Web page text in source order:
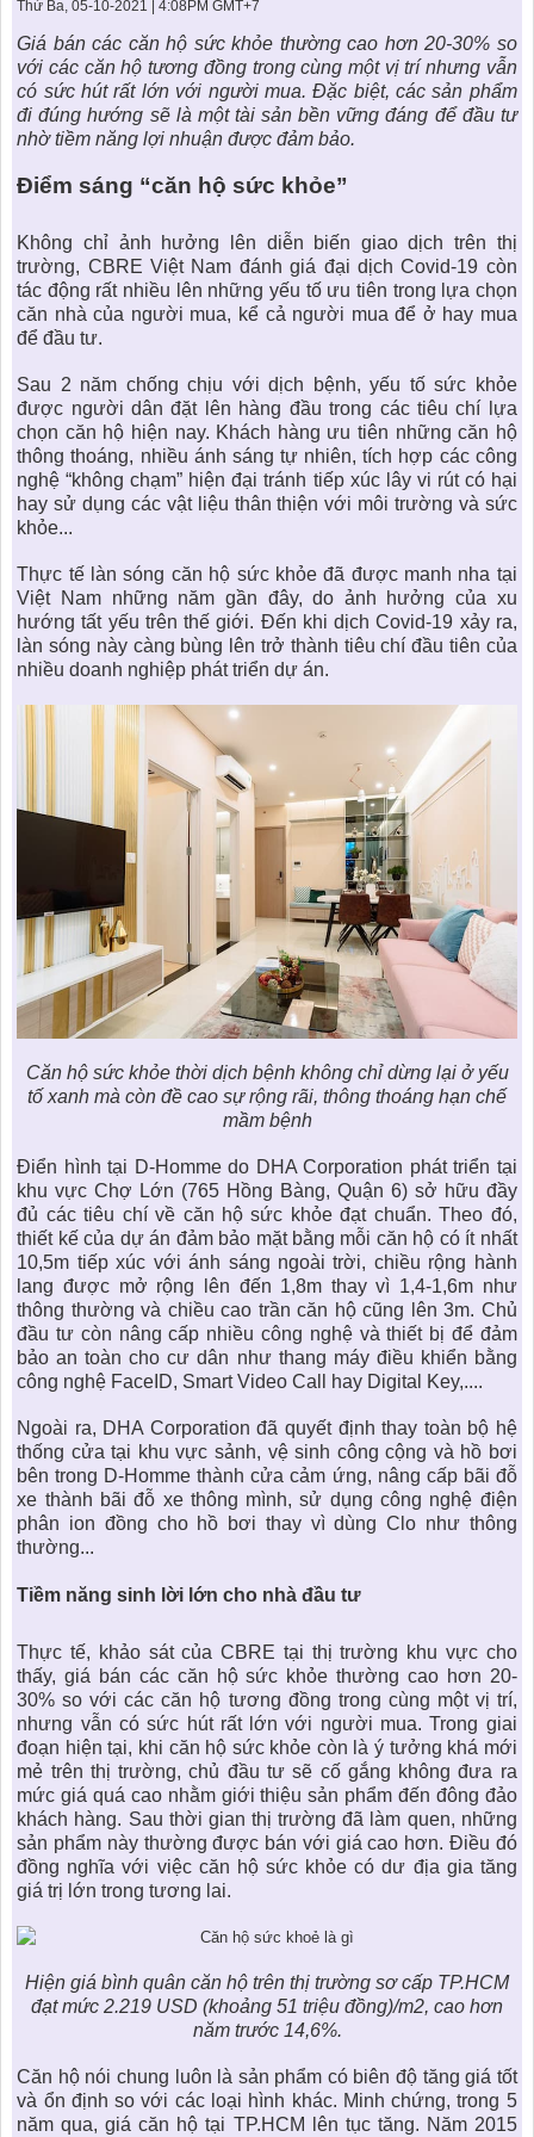
THÀNH ĐÔNG VỚI XÃ HÔI
BẮC
THƯ VIỆN PHÁP LUẬT
LIÊN HỆ & GIẢI ĐÁP
KIẾN TRÚC & PHONG THUỶ
TIN TỨC CÔNG TY
TIN TỨC TỔNG HỢP
Thứ Ba, 05-10-2021 | 4:08PM GMT+7
Giá bán các căn hộ sức khỏe thường cao hơn 20-30% so
với các căn hộ tương đồng trong cùng một vị trí nhưng vẫn
có sức hút rất lớn với người mua. Đặc biệt, các sản phẩm
đi đúng hướng sẽ là một tài sản bền vững đáng để đầu tư
nhờ tiềm năng lợi nhuận được đảm bảo.
Điểm sáng “căn hộ sức khỏe”
Không chỉ ảnh hưởng lên diễn biến giao dịch trên thị
trường, CBRE Việt Nam đánh giá đại dịch Covid-19 còn
tác động rất nhiều lên những yếu tố ưu tiên trong lựa chọn
căn nhà của người mua, kể cả người mua để ở hay mua
để đầu tư.
Sau 2 năm chống chịu với dịch bệnh, yếu tố sức khỏe
được người dân đặt lên hàng đầu trong các tiêu chí lựa
chọn căn hộ hiện nay. Khách hàng ưu tiên những căn hộ
thông thoáng, nhiều ánh sáng tự nhiên, tích hợp các công
nghệ “không chạm” hiện đại tránh tiếp xúc lây vi rút có hại
hay sử dụng các vật liệu thân thiện với môi trường và sức
khỏe...
Thực tếlàn sóng căn hộ sức khỏeđã được manh nha tại
Việt Nam những năm gần đây, do ảnh hưởng của xu
hướng tất yếu trên thế giới. Đến khi dịch Covid-19 xảy ra,
làn sóng này càng bùng lên trở thành tiêu chí đầu tiên của
nhiều doanh nghiệp phát triển dự án.
Căn hộ sức khỏethời dịch bệnh không chỉ dừng lại ở yếu
tố xanh mà còn đề cao sự rộng rãi, thông thoáng hạn chế
mầm bệnh
Điển hình tại D-Homme do DHA Corporation phát triển tại
khu vực Chợ Lớn (765 Hồng Bàng, Quận 6) sở hữu đầy
đủ các tiêu chí về căn hộ sức khỏe đạt chuẩn. Theo đó,
thiết kế của dự án đảm bảo mặt bằng mỗi căn hộ có ít nhất
10,5m tiếp xúc với ánh sáng ngoài trời, chiều rộng hành
lang được mở rộng lên đến 1,8m thay vì 1,4-1,6m như
thông thường và chiều cao trần căn hộ cũng lên 3m. Chủ
đầu tư còn nâng cấp nhiều công nghệ và thiết bị để đảm
bảo an toàn cho cư dân như thang máy điều khiển bằng
công nghệ FaceID, Smart Video Call hay Digital Key,....
Ngoài ra, DHA Corporation đã quyết định thay toàn bộ hệ
thống cửa tại khu vực sảnh, vệ sinh công cộng và hồ bơi
bên trong D-Homme thành cửa cảm ứng, nâng cấp bãi đỗ
xe thành bãi đỗ xe thông mình, sử dụng công nghệ điện
phân ion đồng cho hồ bơi thay vì dùng Clo như thông
thường...
Tiềm năng sinh lời lớn cho nhà đầu tư
Thực tế, khảo sát của CBRE tại thị trường khu vực cho
thấy, giá bán các căn hộ sức khỏe thường cao hơn 20-
30% so với các căn hộ tương đồng trong cùng một vị trí,
nhưng vẫn có sức hút rất lớn với người mua. Trong giai
đoạn hiện tại, khi căn hộ sức khỏe còn là ý tưởng khá mới
mẻ trên thị trường, chủ đầu tư sẽ cố gắng không đưa ra
mức giá quá cao nhằm giới thiệu sản phẩm đến đông đảo
khách hàng. Sau thời gian thị trường đã làm quen, những
sản phẩm này thường được bán với giá cao hơn. Điều đó
đồng nghĩa với việc căn hộ sức khỏe có dư địa gia tăng
giá trị lớn trong tương lai.
Hiện giá bình quân căn hộ trên thị trường sơ cấp TP.HCM
đạt mức 2.219 USD (khoảng 51 triệu đồng)/m2, cao hơn
năm trước 14,6%.
Căn hộ nói chung luôn là sản phẩm có biên độ tăng giá tốt
và ổn định so với các loại hình khác. Minh chứng, trong 5
năm qua, giá căn hộ tại TP.HCM lên tục tăng. Năm 2015